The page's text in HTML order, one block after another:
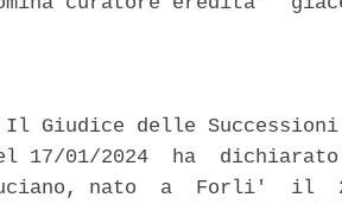
Il Giudice delle
17/01/2024  ha
nato  a  Forli'  il